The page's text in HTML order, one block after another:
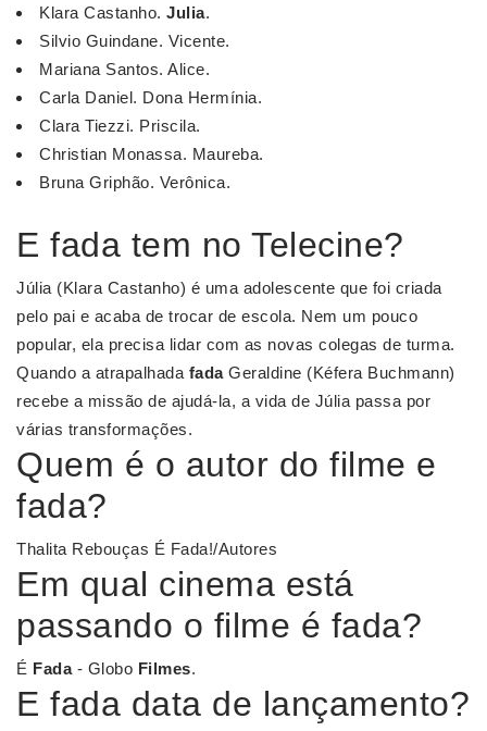
Klara Castanho. Julia.
Silvio Guindane. Vicente.
Mariana Santos. Alice.
Carla Daniel. Dona Hermínia.
Clara Tiezzi. Priscila.
Christian Monassa. Maureba.
Bruna Griphão. Verônica.
E fada tem no Telecine?
Júlia (Klara Castanho) é uma adolescente que foi criada
pelo pai e acaba de trocar de escola. Nem um pouco
popular, ela precisa lidar com as novas colegas de turma.
Quando a atrapalhada fadaGeraldine (Kéfera Buchmann)
recebe a missão de ajudá-la, a vida de Júlia passa por
várias transformações.
Quem é o autor do filme e
fada?
Thalita Rebouças É Fada!/Autores
Em qual cinema está
passando o filme é fada?
É Fada- Globo Filmes.
E fada data de lançamento?